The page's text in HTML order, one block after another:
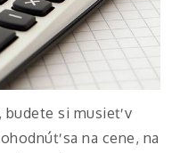
budete si musieť v
sa na cene, na